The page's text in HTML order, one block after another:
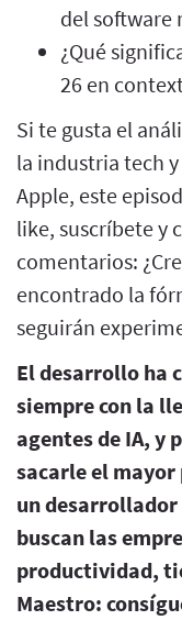
del software
¿Qué
26 en
Si te gusta el
la industria tech
Apple, este
like, suscríbete y
comentarios:
encontrado la
seguirán
El desarrollo ha
siempre con la
agentes de IA, y
sacarle el mayor
un desarrollador
buscan las
productividad,
Maestro: